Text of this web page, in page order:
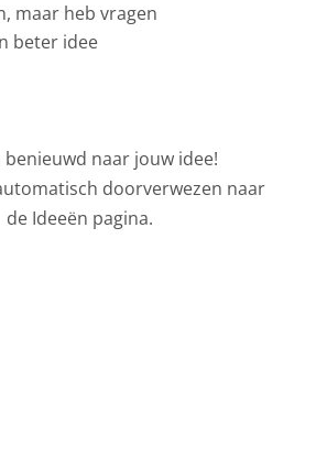
maar heb vragen
beter idee
benieuwd naar jouw idee!
doorverwezen naar
de Ideeën pagina.